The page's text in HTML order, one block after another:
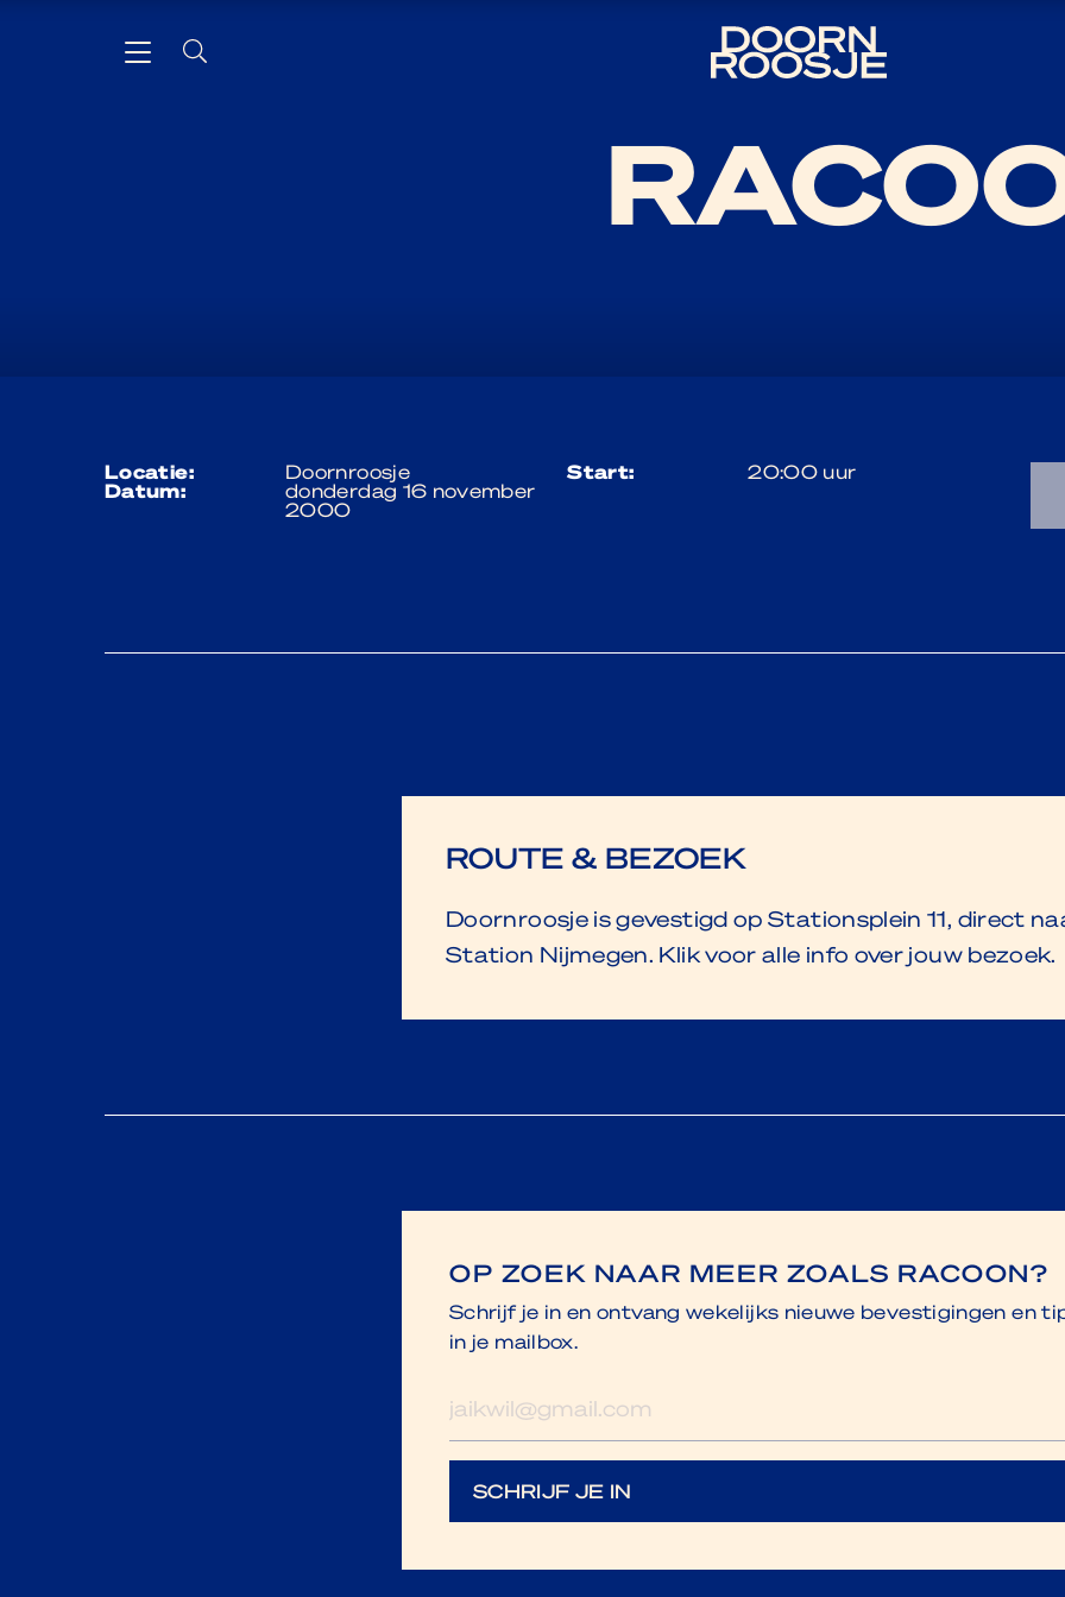
locatie: Doornroosje
datum: donderdag 16 november
2000
start: 20:00 uur
ROUTE & BEZOEK
Doornroosje is gevestigd op Stationsplein 11, direct
Station Nijmegen. Klik voor alle info over jouw bezoek.
OP ZOEK NAAR MEER ZOALS RACOON?
Schrijf je in en ontvang wekelijks nieuwe bevestigingen en
in je mailbox.
mailadres
SCHRIJF JE IN